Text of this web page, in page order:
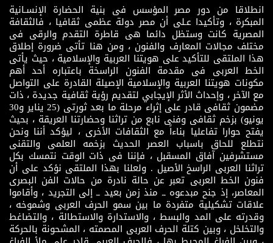
انطلاقا من دور مصر المؤسس فى بنية الحضارة الإنسـانية
المبكرة ، وتأكيدا عـلى أن مصر دولة عظمى ثقافيا ، فالثقافة
المصرية كانت وستظل دائما هى قاطرة التقدم والرقى فى
مختلف مجالات المعارف والفنون ، ومن هنا تأتى ضرورة إطلاق
هذا الملتقى للتأكيد على هويتنا العربية والإسلامية ، حيث يأتى
الخط العربى فى مقدمة الفنون الراسخة باعتباره أحد أهم
مكونات هويتنا العربية والإسلامية الإصيلة القادرة على التواصل
مع الآخر ، وإحداث الأثر الإيجابي لتقديم رؤية ثقافية جديدة ، ذات
مضمون ثقافى قادر على إثراء مرحلة ما بعد ثورتى (25 يناير و30
يونيو) بزخم ثقافى وفنى نابع من تراثنا وحضارتنا العريقة ، بحيث
يفتح حوارا تفاعليا بناءاً مع الثقافات الأخرى ، ليؤكد أننا ونحن
نتطلع للحاق باسباب العصر الحديث بزخمه العلمى والتقنى
مستشرفين آفاق المسقبل ، فإننا فى ذات الوقت نتمسك بكل
تراثنا العربى الراسخ الأصيل . ولعلنا بهذا الملتقى نؤكد على أن
فنون الخط العربى تعبر عن حالة نادرة من حالات الفن البصرى
المعاصر، إذ جنح مبدعوه ــ منذ زمن بعيد ــ إلى التجريد ، وأقاموا
علاقات تشكيلية متفردة ما بين سمو الحرف العربى وشموخه ،
وقدرته على المد والبسط ، والاستدارة والاستطالة ، والتضاغط
والتخلخل ، وبين كتلة الحرف العربى المصمته ، المشحونة بالحركة